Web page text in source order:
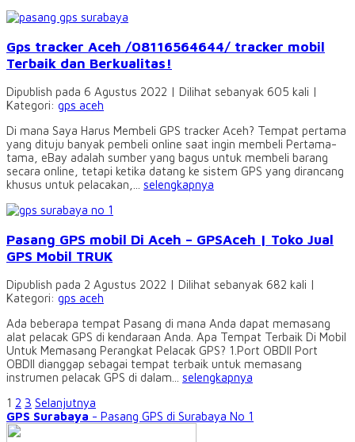
Gps tracker Aceh /08116564644/ tracker mobil
Terbaik dan Berkualitas!
Dipublish pada 6 Agustus 2022 | Dilihat sebanyak 605 kali |
Kategori: gps aceh
Di mana Saya Harus Membeli GPS tracker Aceh? Tempat pertama
yang dituju banyak pembeli online saat ingin membeli Pertama-
tama, eBay adalah sumber yang bagus untuk membeli barang
secara online, tetapi ketika datang ke sistem GPS yang dirancang
khusus untuk pelacakan,... selengkapnya
Pasang GPS mobil Di Aceh – GPSAceh | Toko Jual
GPS Mobil TRUK
Dipublish pada 2 Agustus 2022 | Dilihat sebanyak 682 kali |
Kategori: gps aceh
Ada beberapa tempat Pasang di mana Anda dapat memasang
alat pelacak GPS di kendaraan Anda. Apa Tempat Terbaik Di Mobil
Untuk Memasang Perangkat Pelacak GPS? 1.Port OBDII Port
OBDII dianggap sebagai tempat terbaik untuk memasang
instrumen pelacak GPS di dalam... selengkapnya
1 2 3 Selanjutnya
GPS Surabaya - Pasang GPS di Surabaya No 1